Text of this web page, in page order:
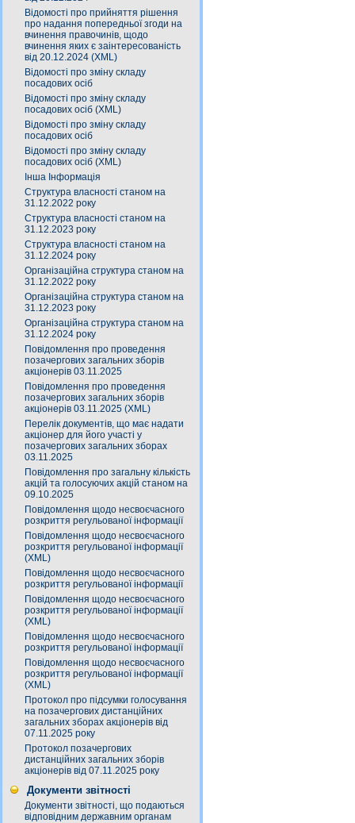
Відомості про прийняття рішення
про надання попередньої згоди на
вчинення правочинів, щодо
вчинення яких є заінтересованість
від 20.12.2024 (XML)
Відомості про зміну складу
посадових осіб
Відомості про зміну складу
посадових осіб (XML)
Відомості про зміну складу
посадових осіб
Відомості про зміну складу
посадових осіб (XML)
Інша Інформація
Структура власності станом на
31.12.2022 року
Структура власності станом на
31.12.2023 року
Структура власності станом на
31.12.2024 року
Організаційна структура станом на
31.12.2022 року
Організаційна структура станом на
31.12.2023 року
Організаційна структура станом на
31.12.2024 року
Повідомлення про проведення
позачергових загальних зборів
акціонерів 03.11.2025
Повідомлення про проведення
позачергових загальних зборів
акціонерів 03.11.2025 (XML)
Перелік документів, що має надати
акціонер для його участі у
позачергових загальних зборах
03.11.2025
Повідомлення про загальну кількість
акцій та голосуючих акцій станом на
09.10.2025
Повідомлення щодо несвоєчасного
розкриття регульованої інформації
Повідомлення щодо несвоєчасного
розкриття регульованої інформації
(XML)
Повідомлення щодо несвоєчасного
розкриття регульованої інформації
Повідомлення щодо несвоєчасного
розкриття регульованої інформації
(XML)
Повідомлення щодо несвоєчасного
розкриття регульованої інформації
Повідомлення щодо несвоєчасного
розкриття регульованої інформації
(XML)
Протокол про підсумки голосування
на позачергових дистанційних
загальних зборах акціонерів від
07.11.2025 року
Протокол позачергових
дистанційних загальних зборів
акціонерів від 07.11.2025 року
Документи звітності
Документи звітності, що подаються
відповідним державним органам